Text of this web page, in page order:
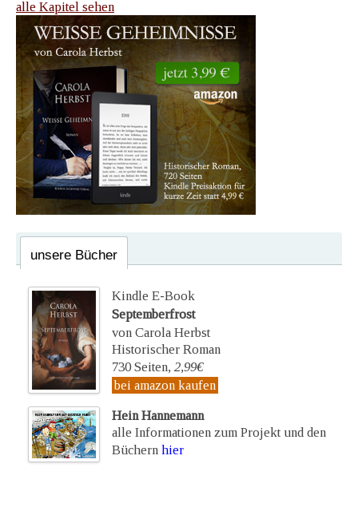
alle Kapitel sehen
unsere Bücher
Kindle E-Book
Septemberfrost
von Carola Herbst
Historischer Roman
730 Seiten, 2,99€
bei amazon kaufen
Hein Hannemann
alle Informationen zum Projekt und den
Büchern hier